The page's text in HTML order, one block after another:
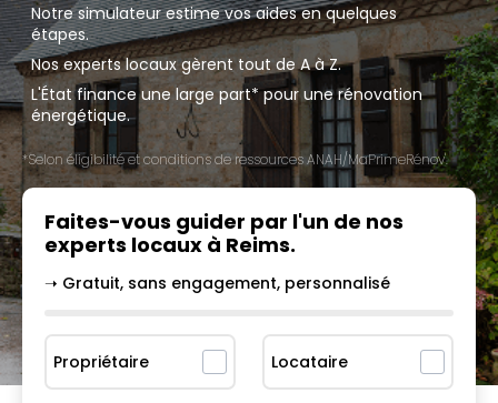
Notre simulateur estime vos aides en quelques
étapes.
Nos experts locaux gèrent tout de A à Z.
L'État finance une large part* pour une rénovation
énergétique.
*Selon éligibilité et conditions de ressources ANAH/MaPrimeRénov'.
Faites-vous guider par l'un de nos
experts locaux à Reims.
➝ Gratuit, sans engagement, personnalisé
Propriétaire Locataire